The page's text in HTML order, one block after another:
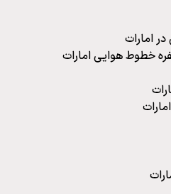
امارات
خطوط هوایی امارات